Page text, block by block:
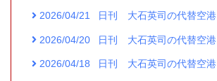
2026/04/21 日刊 大石英司の代替空港
2026/04/20 日刊 大石英司の代替空港
2026/04/18 日刊 大石英司の代替空港